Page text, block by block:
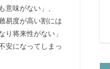
意味がない」、
易度が高い割には
り将来性がない」
安になってしまっ